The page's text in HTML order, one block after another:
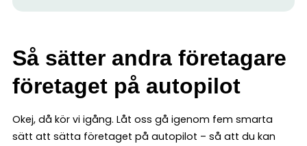
Så sätter andra företagare
företaget på autopilot
Okej, då kör vi igång. Låt oss gå igenom fem smarta
sätt att sätta företaget på autopilot – så att du kan